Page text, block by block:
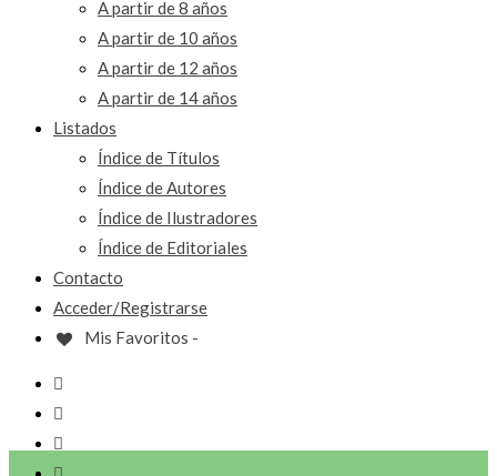
A partir de 8 años
A partir de 10 años
A partir de 12 años
A partir de 14 años
Listados
Índice de Títulos
Índice de Autores
Índice de Ilustradores
Índice de Editoriales
Contacto
Acceder/Registrarse
Mis Favoritos -